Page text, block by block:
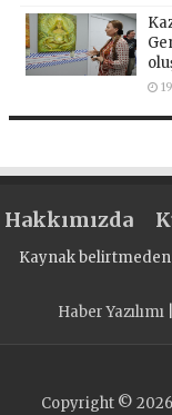
Hakkımızda
Kaynak
Haber Yazılımı|
Copyright © 2026